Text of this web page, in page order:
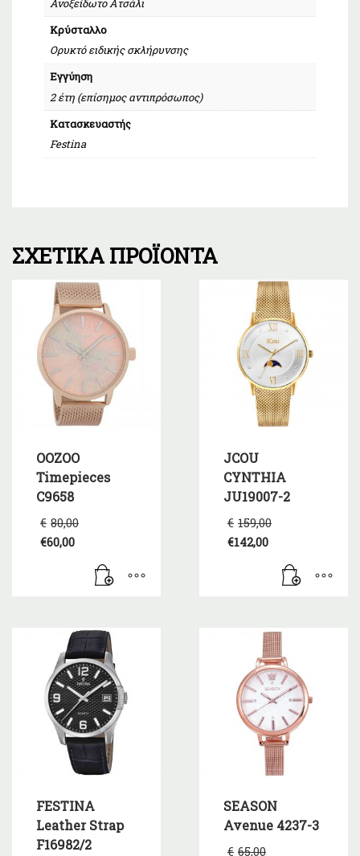
Ανοξείδωτο Ατσάλι
Κρύσταλλο
Ορυκτό ειδικής σκλήρυνσης
Εγγύηση
2 έτη (επίσημος αντιπρόσωπος)
Κατασκευαστής
Festina
ΣΧΕΤΙΚΆ ΠΡΟΪΌΝΤΑ
OOZOO
Timepieces
C9658
€ 80,00
€80,00.
€60,00
τρέχουσα
JCOU
CYNTHIA
JU19007-2
€ 159,00
€159,00.
€142,00
τρέχουσα
FESTINA
Leather Strap
F16982/2
SEASON
Avenue 4237-3
€ 65,00